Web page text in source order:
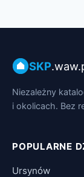
SKP
Niezależny
i okolicach. Bez
POPULARNE
Ursynów